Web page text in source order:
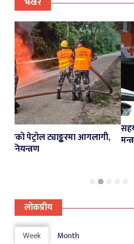
आगलागी,
सहयोग तथा
मन्त्रालयको आग्रह
लोकप्रीय
Week Month